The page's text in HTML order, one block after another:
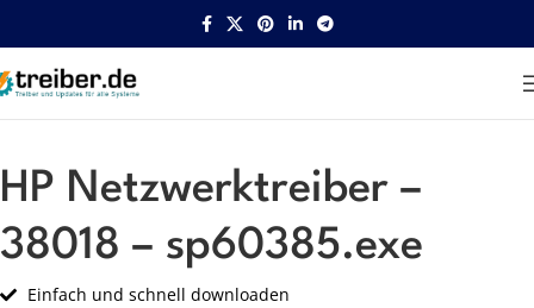
Startseite HP Netzwerk
HP Netzwerktreiber –
38018 – sp60385.exe
Einfach und schnell downloaden